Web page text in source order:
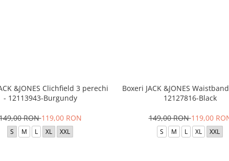
&JONES Clichfield 3 perechi
- 12113943-Burgundy
RON119,00 RON
S M L XL XXL
Boxeri JACK &JONES
12127816-Black
149,00 RON119,00
S M L XL XXL